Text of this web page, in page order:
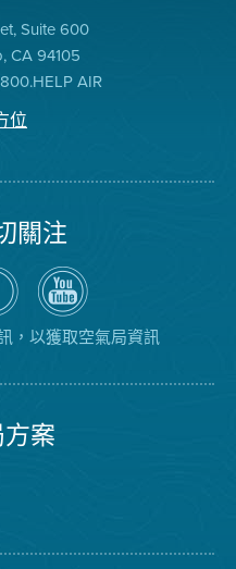
Suite 600
CA 94105
AIR
位
關注
空
氣
局
YouTube
頻
道
，以獲取空氣局資訊
案